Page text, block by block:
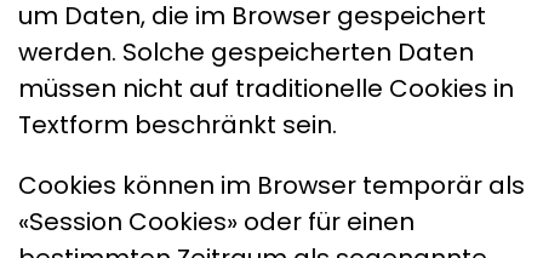
um Daten, die im Browser gespeichert
werden. Solche gespeicherten Daten
müssen nicht auf traditionelle Cookies in
Textform beschränkt sein.
Cookies können im Browser temporär als
«Session Cookies» oder für einen